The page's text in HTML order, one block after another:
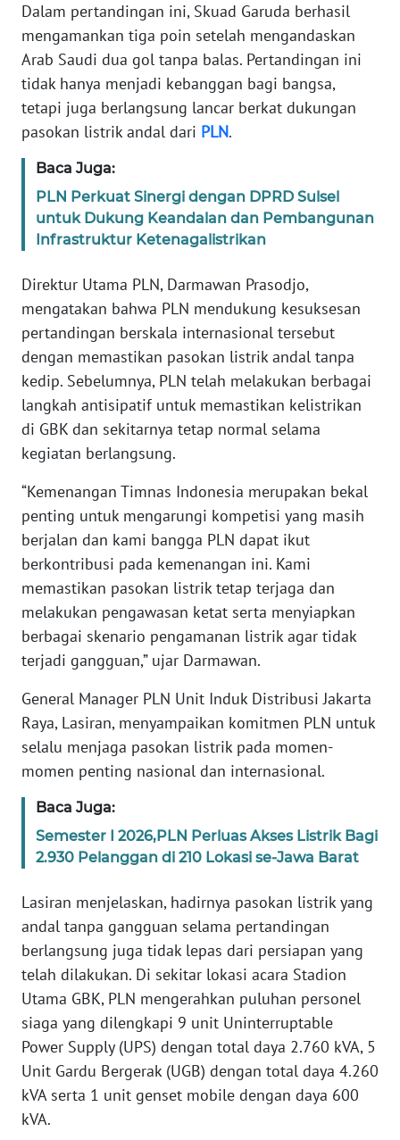
Dalam pertandingan ini, Skuad Garuda berhasil
mengamankan tiga poin setelah mengandaskan
Arab Saudi dua gol tanpa balas. Pertandingan ini
tidak hanya menjadi kebanggan bagi bangsa,
tetapi juga berlangsung lancar berkat dukungan
pasokan listrik andal dari PLN.
Baca Juga:
PLN Perkuat Sinergi dengan DPRD Sulsel
untuk Dukung Keandalan dan Pembangunan
Infrastruktur Ketenagalistrikan
Direktur Utama PLN, Darmawan Prasodjo,
mengatakan bahwa PLN mendukung kesuksesan
pertandingan berskala internasional tersebut
dengan memastikan pasokan listrik andal tanpa
kedip. Sebelumnya, PLN telah melakukan berbagai
langkah antisipatif untuk memastikan kelistrikan
di GBK dan sekitarnya tetap normal selama
kegiatan berlangsung.
“Kemenangan Timnas Indonesia merupakan bekal
penting untuk mengarungi kompetisi yang masih
berjalan dan kami bangga PLN dapat ikut
berkontribusi pada kemenangan ini. Kami
memastikan pasokan listrik tetap terjaga dan
melakukan pengawasan ketat serta menyiapkan
berbagai skenario pengamanan listrik agar tidak
terjadi gangguan,” ujar Darmawan.
General Manager PLN Unit Induk Distribusi Jakarta
Raya, Lasiran, menyampaikan komitmen PLN untuk
selalu menjaga pasokan listrik pada momen-
momen penting nasional dan internasional.
Baca Juga:
Semester I 2026,PLN Perluas Akses Listrik Bagi
2.930 Pelanggan di 210 Lokasi se-Jawa Barat
Lasiran menjelaskan, hadirnya pasokan listrik yang
andal tanpa gangguan selama pertandingan
berlangsung juga tidak lepas dari persiapan yang
telah dilakukan. Di sekitar lokasi acara Stadion
Utama GBK, PLN mengerahkan puluhan personel
siaga yang dilengkapi 9 unit Uninterruptable
Power Supply (UPS) dengan total daya 2.760 kVA, 5
Unit Gardu Bergerak (UGB) dengan total daya 4.260
kVA serta 1 unit genset mobile dengan daya 600
kVA.
Wahana
News
Regional
WN
SUMUT
WN
WN
BANTEN
WN
NTT
WN
KEPRI
WN
PAPUA
WN
PAPUA
RIAU
WN
SERAMBI
WN
JAMBI
WN
SULTRA
WN
NTB
WN
SULTENG
WN
SULBAR
BABEL